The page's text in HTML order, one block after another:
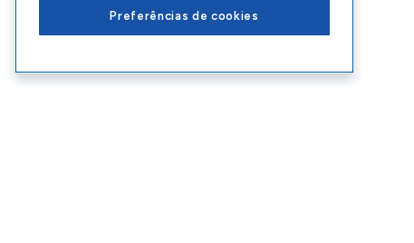
Preferências de cookies